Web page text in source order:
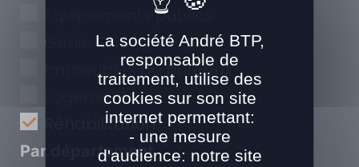
Equipements publics
Génie Civil
Immeubles de bureaux
Logements
Réhabilitation
Par département
La société André BTP,
responsable de
traitement, utilise des
cookies sur son site
internet permettant:
- une mesure
d'audience: notre site